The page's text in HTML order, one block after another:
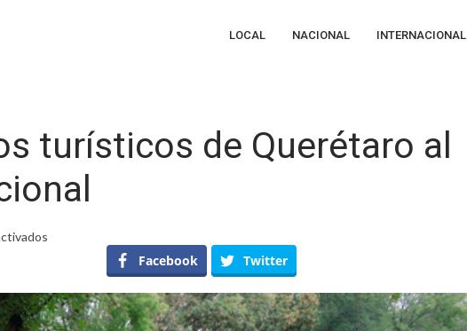
LOCAL NACIONAL INTERNACIONAL
turísticos de Querétaro al
de
Querétaro
al
Facebook Twitter